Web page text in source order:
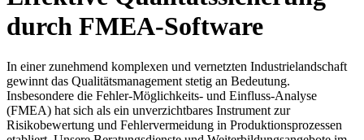
durch FMEA-Software
In einer zunehmend komplexen und vernetzten Industrielandschaft
gewinnt das Qualitätsmanagement stetig an Bedeutung.
Insbesondere die Fehler-Möglichkeits- und Einfluss-Analyse
(FMEA) hat sich als ein unverzichtbares Instrument zur
Risikobewertung und Fehlervermeidung in Produktionsprozessen